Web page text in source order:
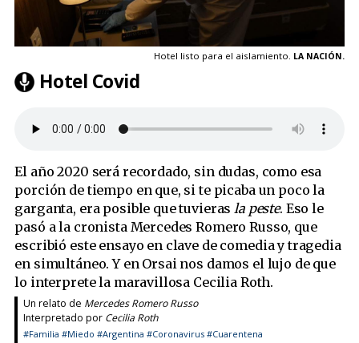
Hotel listo para el aislamiento. LA NACIÓN.
Hotel Covid
El año 2020 será recordado, sin dudas, como esa
porción de tiempo en que, si te picaba un poco la
garganta, era posible que tuvierasla peste. Eso le
pasó a la cronista Mercedes Romero Russo, que
escribió este ensayo en clave de comedia y tragedia
en simultáneo. Y en Orsai nos damos el lujo de que
lo interprete la maravillosa Cecilia Roth.
Un relato de Mercedes Romero Russo
Interpretado por Cecilia Roth
#Familia #Miedo #Argentina #Coronavirus #Cuarentena